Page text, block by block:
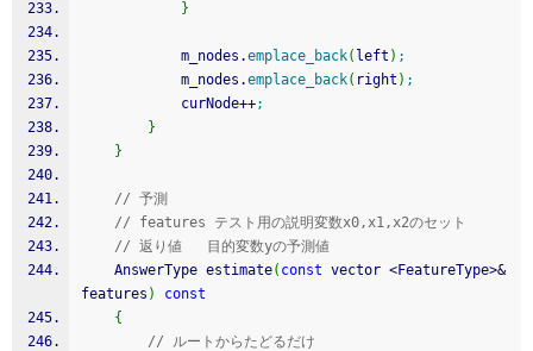
}
			m_nodes.
emplace_back( left ) ;
			m_nodes.
emplace_back( right ) ;
			curNode
++;
}
}
// 予測
// features テスト用の説明変数x0,x1,x2のセット
// 返り値   目的変数yの予測値
	AnswerType estimate
( const vector <FeatureType>&
features )
const
{
// ルートからたどるだけ